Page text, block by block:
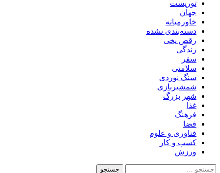
توریست
جهان
خاورمیانه
دسته‌بندی نشده
رقص یخی
زندگی
سفر
سلامتی
سنگ نوردی
شمشیربازی
شهر بزرگ
غذا
فرهنگ
فضا
فناوری و علوم
کسب و کار
ورزش
جستجو